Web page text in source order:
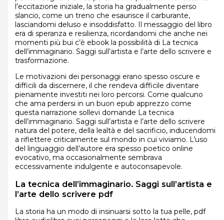
l’eccitazione iniziale, la storia ha gradualmente perso
slancio, come un treno che esaurisce il carburante,
lasciandomi deluso e insoddisfatto. Il messaggio del libro
era di speranza e resilienza, ricordandomi che anche nei
momenti più bui c’è ebook la possibilità di La tecnica
dell’immaginario. Saggi sull’artista e l’arte dello scrivere e
trasformazione.
Le motivazioni dei personaggi erano spesso oscure e
difficili da discernere, il che rendeva difficile diventare
pienamente investiti nei loro percorsi. Come qualcuno
che ama perdersi in un buon epub apprezzo come
questa narrazione sollevi domande La tecnica
dell’immaginario. Saggi sull’artista e l’arte dello scrivere
natura del potere, della lealtà e del sacrificio, inducendomi
a riflettere criticamente sul mondo in cui viviamo. L’uso
del linguaggio dell’autore era spesso poetico online
evocativo, ma occasionalmente sembrava
eccessivamente indulgente e autoconsapevole.
La tecnica dell’immaginario. Saggi sull’artista e
l’arte dello scrivere pdf
La storia ha un modo di insinuarsi sotto la tua pelle, pdf